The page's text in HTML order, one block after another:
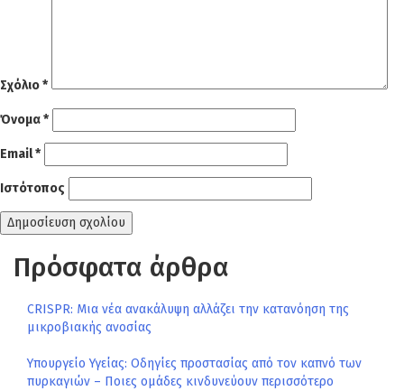
Σχόλιο*
Όνομα*
Email*
Ιστότοπος
Πρόσφατα άρθρα
CRISPR: Μια νέα ανακάλυψη αλλάζει την κατανόηση της
μικροβιακής ανοσίας
Υπουργείο Υγείας: Οδηγίες προστασίας από τον καπνό των
πυρκαγιών – Ποιες ομάδες κινδυνεύουν περισσότερο